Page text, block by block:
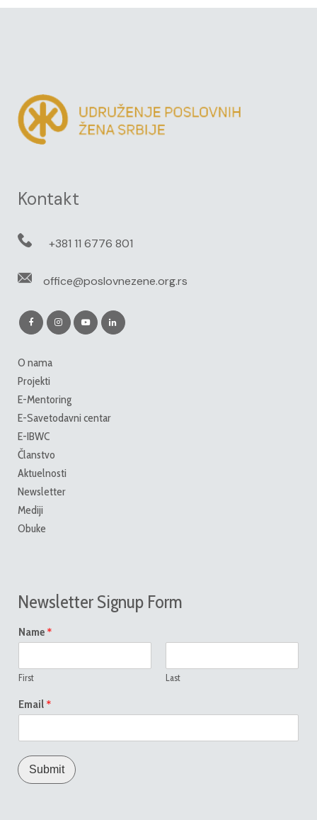
Kontakt
+381 11 6776 801
office@poslovnezene.org.rs
O nama
Projekti
E-Mentoring
E-Savetodavni centar
E-IBWC
Članstvo
Aktuelnosti
Newsletter
Mediji
Obuke
Newsletter Signup Form
Name *
First Last
Email *
Submit